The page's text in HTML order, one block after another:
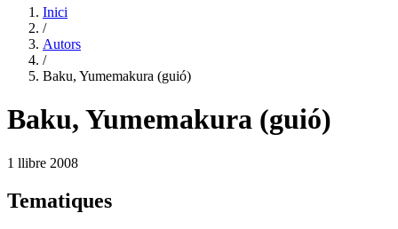
Inici
/
Autors
/
Baku, Yumemakura (guió)
Baku, Yumemakura (guió)
1 llibre 2008
Tematiques